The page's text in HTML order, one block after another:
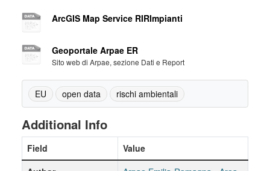
ArcGIS Map Service RIRImpianti
Geoportale Arpae ER
Sito web di Arpae, sezione Dati e Report
EU open data rischi ambientali
Additional Info
Field
Value